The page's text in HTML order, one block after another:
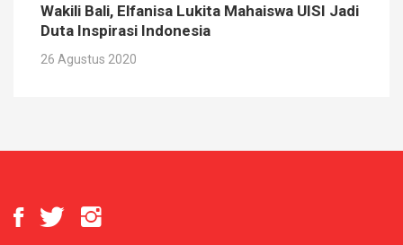
Wakili Bali, Elfanisa Lukita Mahaiswa UISI Jadi
Duta Inspirasi Indonesia
26 Agustus 2020